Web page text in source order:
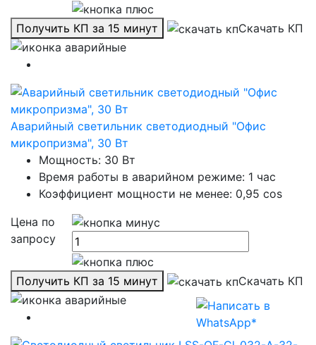
Получить КП за 15 минут Скачать КП
Аварийный светильник светодиодный "Офис
микропризма", 30 Вт
Мощность: 30 Вт
Время работы в аварийном режиме: 1 час
Коэффициент мощности не менее: 0,95 cos
Цена по
запросу
Получить КП за 15 минут Скачать КП